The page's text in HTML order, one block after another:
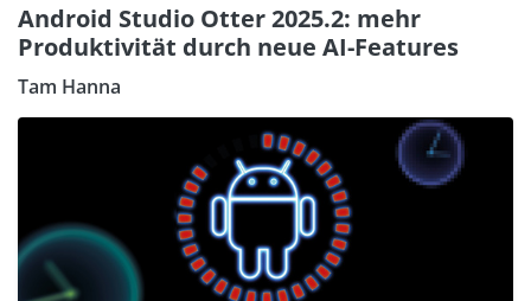
Android Studio Otter 2025.2: mehr
Produktivität durch neue AI-Features
Tam Hanna